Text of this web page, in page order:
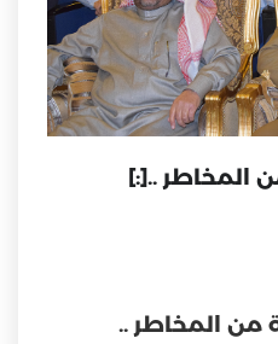
من المخاطر ..